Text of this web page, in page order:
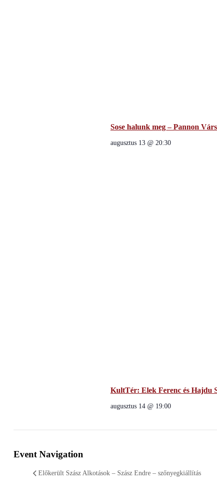
Sose halunk meg – Pannon
augusztus 13 @ 20:30
KultTér: Elek Ferenc és Hajdu
augusztus 14 @ 19:00
Event Navigation
Előkerült Szász Alkotások – Szász Endre – szőnyegkiállítás